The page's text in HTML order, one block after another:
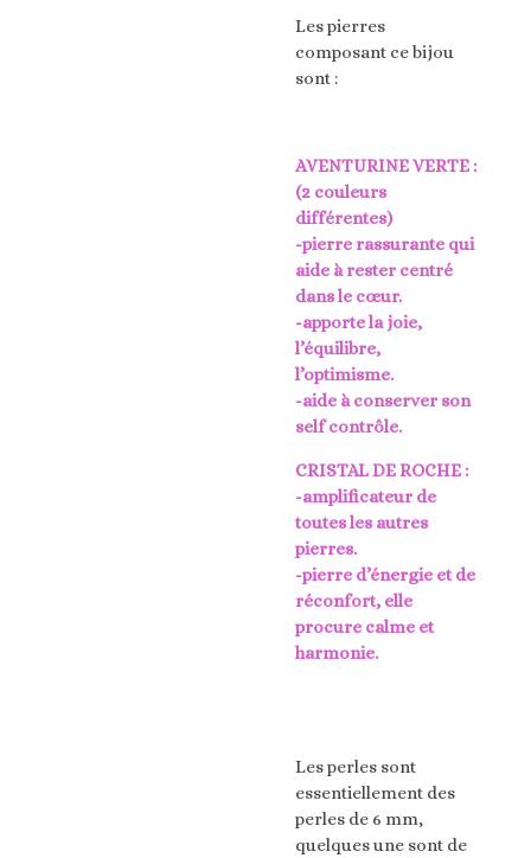
Les pierres
composant ce bijou
sont :
AVENTURINE VERTE :
(2 couleurs
différentes)
-pierre rassurante qui
aide à rester centré
dans le cœur.
-apporte la joie,
l’équilibre,
l’optimisme.
-aide à conserver son
self contrôle.
CRISTAL DE ROCHE :
-amplificateur de
toutes les autres
pierres.
-pierre d’énergie et de
réconfort, elle
procure calme et
harmonie.
Les perles sont
essentiellement des
perles de 6 mm,
quelques une sont de